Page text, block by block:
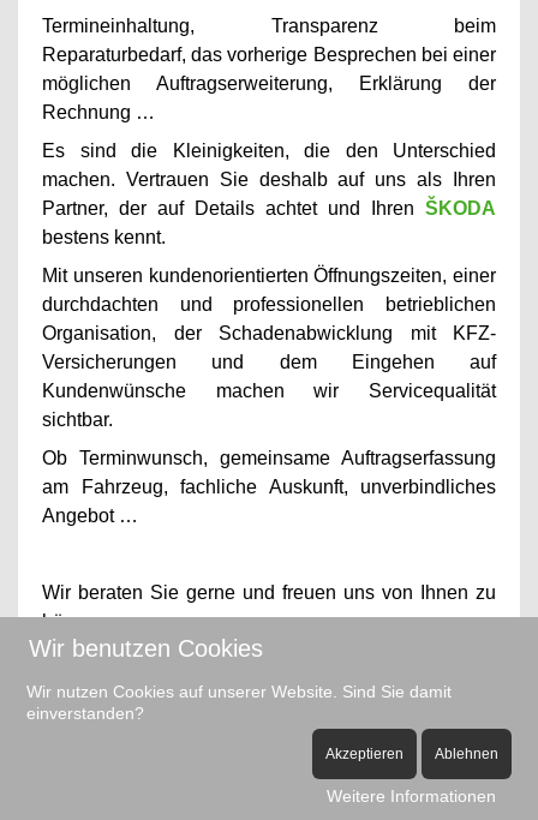
Termineinhaltung, Transparenz beim
Reparaturbedarf, das vorherige Besprechen bei einer
möglichen Auftragserweiterung, Erklärung der
Rechnung …
Es sind die Kleinigkeiten, die den Unterschied
machen. Vertrauen Sie deshalb auf uns als Ihren
Partner, der auf Details achtet und Ihren ŠKODA
bestens kennt.
Mit unseren kundenorientierten Öffnungszeiten, einer
durchdachten und professionellen betrieblichen
Organisation, der Schadenabwicklung mit KFZ-
Versicherungen und dem Eingehen auf
Kundenwünsche machen wir Servicequalität
sichtbar.
Ob Terminwunsch, gemeinsame Auftragserfassung
am Fahrzeug, fachliche Auskunft, unverbindliches
Angebot …
Wir beraten Sie gerne und freuen uns von Ihnen zu
hören.
Ihr Team vom Autohaus Wiaime.
Zu unseren Kontaktdaten
Wir benutzen Cookies
Wir nutzen Cookies auf unserer Website. Sind Sie damit
einverstanden?
Akzeptieren Ablehnen
Weitere Informationen